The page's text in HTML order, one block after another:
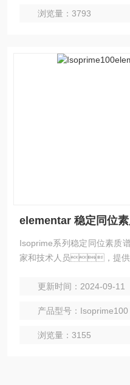
力，可以表征形貌复杂
浏览量：3793
elementar 稳定同位
Isoprime系列稳定同位素质
家和技术人员，提
相色谱和顶空气体分析方
学，环境科学
*。Isoprime的起源可
更新时间：2024-09-11
产品型号：Isoprime100
浏览量：3155